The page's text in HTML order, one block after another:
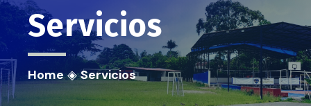
Servicios
Home◈Servicios